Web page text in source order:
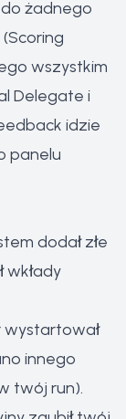
żadnego
wszystkim
Delegate i
idzie
panelu
dodał złe
wkłady
wystartował
innego
twój run).